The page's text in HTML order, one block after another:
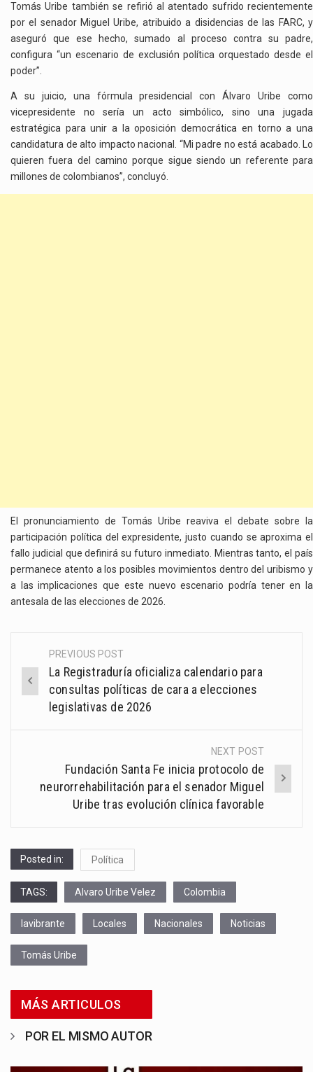
Tomás Uribe también se refirió al atentado sufrido recientemente
por el senador Miguel Uribe, atribuido a disidencias de las FARC, y
aseguró que ese hecho, sumado al proceso contra su padre,
configura “un escenario de exclusión política orquestado desde el
poder”.
A su juicio, una fórmula presidencial con Álvaro Uribe como
vicepresidente no sería un acto simbólico, sino una jugada
estratégica para unir a la oposición democrática en torno a una
candidatura de alto impacto nacional. “Mi padre no está acabado. Lo
quieren fuera del camino porque sigue siendo un referente para
millones de colombianos”, concluyó.
El pronunciamiento de Tomás Uribe reaviva el debate sobre la
participación política del expresidente, justo cuando se aproxima el
fallo judicial que definirá su futuro inmediato. Mientras tanto, el país
permanece atento a los posibles movimientos dentro del uribismo y
a las implicaciones que este nuevo escenario podría tener en la
antesala de las elecciones de 2026.
Post
navigation
PREVIOUS POST
La Registraduría oficializa calendario para
consultas políticas de cara a elecciones
legislativas de 2026
NEXT POST
Fundación Santa Fe inicia protocolo de
neurorrehabilitación para el senador Miguel
Uribe tras evolución clínica favorable
Posted in: Política
TAGS: Alvaro Uribe Velez Colombia
lavibrante Locales Nacionales Noticias
Tomás Uribe
MÁS ARTICULOS
POR EL MISMO AUTOR